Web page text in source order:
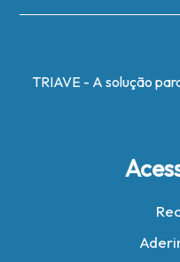
TRIAVE - A solução